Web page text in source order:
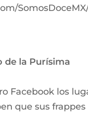
de la Purísima
Facebook los
que sus